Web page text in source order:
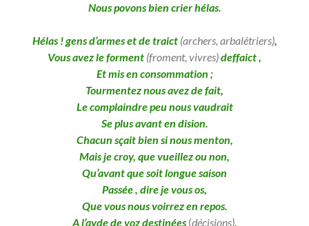
Nous povons bien crier hélas.
Hélas ! gens d’armes et de traict (archers, arbalétriers),
Vous avez le forment (froment, vivres)deffaict ,
Et mis en consommation ;
Tourmentez nous avez de fait,
Le complaindre peu nous vaudrait
Se plus avant en dision.
Chacun sçait bien si nous menton,
Mais je croy, que vueillez ou non,
Qu’avant que soit longue saison
Passée , dire je vous os,
Que vous nous voirrez en repos.
A l’ayde de voz destinées(décisions),